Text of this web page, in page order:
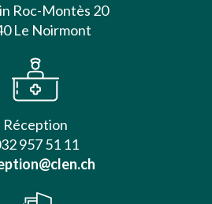
Roc-Montès 20
Le Noirmont
Réception
957 51 11